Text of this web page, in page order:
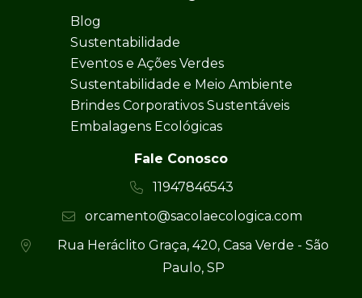
Blog
Sustentabilidade
Eventos e Ações Verdes
Sustentabilidade e Meio Ambiente
Brindes Corporativos Sustentáveis
Embalagens Ecológicas
Fale Conosco
11947846543
orcamento@sacolaecologica.com
Rua Heráclito Graça, 420, Casa Verde - São
Paulo, SP